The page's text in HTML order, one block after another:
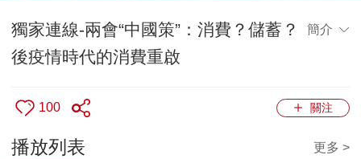
獨家連線-兩會“中國策”：消費？儲蓄？
後疫情時代的消費重啟
簡介
100 關注
播放列表 更多 >